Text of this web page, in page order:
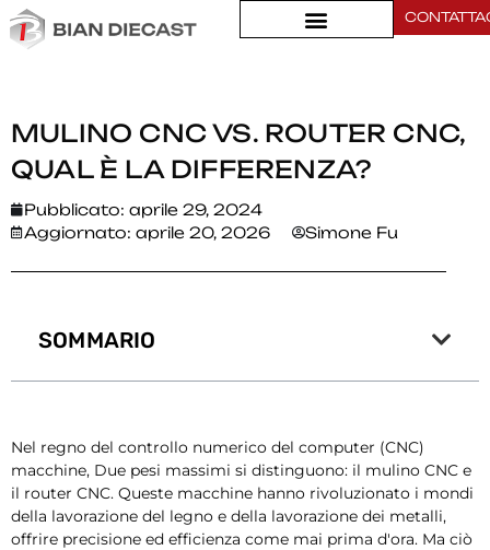
Casa > Mulino CNC vs. Router CNC, Qual è la differenza?
MULINO CNC VS. ROUTER CNC,
QUAL È LA DIFFERENZA?
Pubblicato: aprile 29, 2024
Aggiornato: aprile 20, 2026
Simone Fu
SOMMARIO
Nel regno del controllo numerico del computer (CNC)
macchine, Due pesi massimi si distinguono: il mulino CNC e
il router CNC. Queste macchine hanno rivoluzionato i mondi
della lavorazione del legno e della lavorazione dei metalli,
offrire precisione ed efficienza come mai prima d'ora. Ma ciò